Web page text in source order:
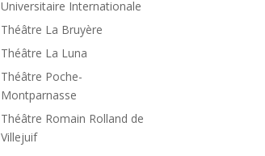
Universitaire Internationale
Théâtre La Bruyère
Théâtre La Luna
Théâtre Poche-
Montparnasse
Théâtre Romain Rolland de
Villejuif